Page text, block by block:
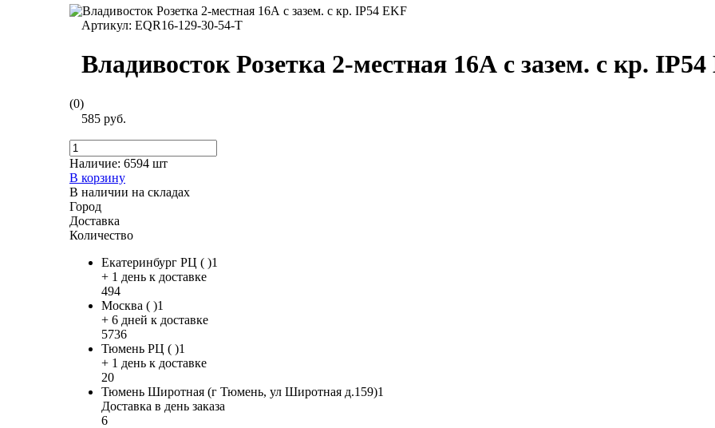
Артикул: EQR16-129-30-54-T
Владивосток Розетка 2-местная 16А с зазем. с кр.
(0)
585 руб.
Наличие: 6594 шт
В корзину
В наличии на складах
Город
Доставка
Количество
Екатеринбург РЦ ( )1
+ 1 день к доставке
494
Москва ( )1
+ 6 дней к доставке
5736
Тюмень РЦ ( )1
+ 1 день к доставке
20
Тюмень Широтная (г Тюмень, ул Широтная д.159)1
Доставка в день заказа
6